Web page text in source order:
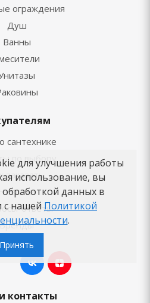
ограждения
Душ
Ванны
сантехнике
по выбору
заказать
ответы
Бренды
контакты
для улучшения работы
использование, вы
обработкой данных в
с нашей Политикой
.
Принять